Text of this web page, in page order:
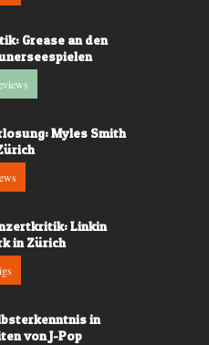
Grease an den
Myles Smith
Linkin
in Zürich
in
von J-Pop